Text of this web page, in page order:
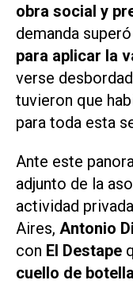
obra social y
demanda
para aplicar la
verse
tuvieron que
para toda esta
Ante este
adjunto de la
actividad
Aires, Antonio
con El Destape
cuello de